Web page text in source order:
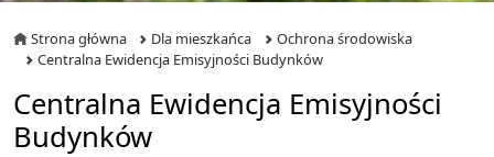
Strona główna Dla mieszkańca
Ochrona środowiska
Centralna Ewidencja Emisyjności Budynków
Centralna Ewidencja Emisyjności
Budynków